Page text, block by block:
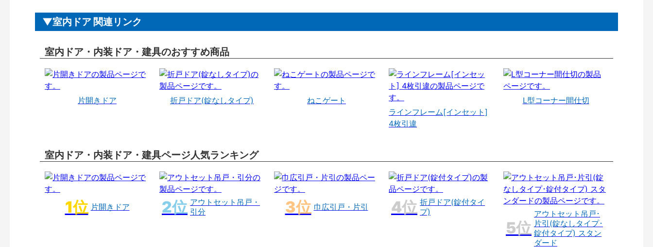
室内ドア 関連リンク
室内ドア・内装ドア・建具のおすすめ商品
片開きドア 折戸ドア(錠なしタイプ)
ねこゲート
ラインフレーム[インセット]
4枚引違
L型コーナー間仕切
室内ドア・内装ドア・建具ページ人気ランキング
片開きドア
アウトセット吊戸・
引分
巾広引戸・片引
折戸ドア(錠付タイ
プ)
アウトセット吊戸･
片引(錠なしタイプ･
錠付タイプ) スタン
ダード